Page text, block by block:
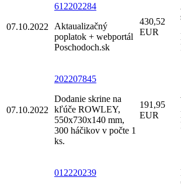
07.10.2022
612202284
Aktaualizačný
poplatok + webportál
Poschodoch.sk
430,52
EUR
07.10.2022
202207845
Dodanie skrine na
kľúče ROWLEY,
550x730x140 mm,
300 háčikov v počte 1
ks.
191,95
EUR
012220239